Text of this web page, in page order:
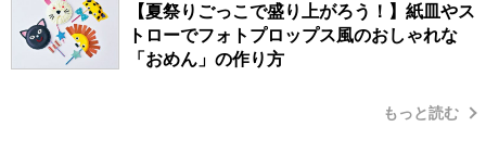
【夏祭りごっこで盛り上がろう！】紙皿やス
トローでフォトプロップス風のおしゃれな
「おめん」の作り方
もっと読む